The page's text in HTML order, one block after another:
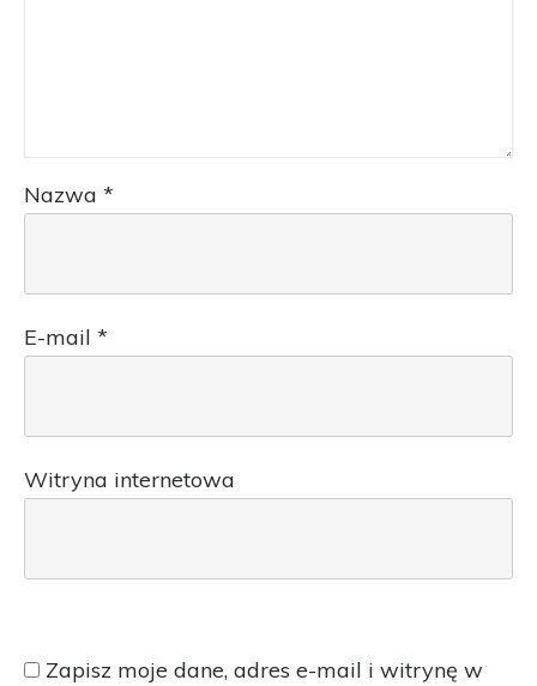
Nazwa *
E-mail *
Witryna internetowa
Zapisz moje dane, adres e-mail i witrynę w